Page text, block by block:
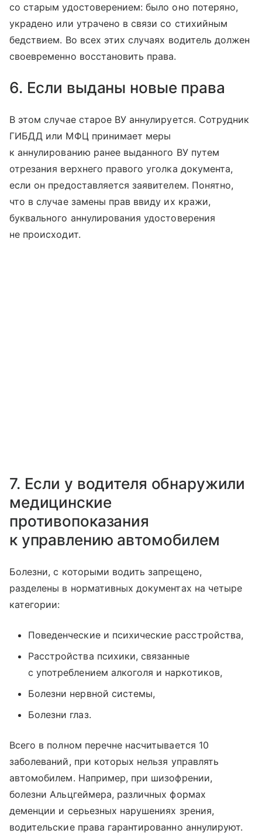
со старым удостоверением: было оно потеряно,
украдено или утрачено в связи со стихийным
бедствием. Во всех этих случаях водитель должен
своевременно восстановить права.
6. Если выданы новые права
В этом случае старое ВУ аннулируется. Сотрудник
ГИБДД или МФЦ принимает меры
к аннулированию ранее выданного ВУ путем
отрезания верхнего правого уголка документа,
если он предоставляется заявителем. Понятно,
что в случае замены прав ввиду их кражи,
буквального аннулирования удостоверения
не происходит.
7. Если у водителя обнаружили
медицинские
противопоказания
к управлению автомобилем
Болезни, с которыми водить запрещено,
разделены в нормативных документах на четыре
категории:
Поведенческие и психические расстройства,
Расстройства психики, связанные
с употреблением алкоголя и наркотиков,
Болезни нервной системы,
Болезни глаз.
Всего в полном перечне насчитывается 10
заболеваний, при которых нельзя управлять
автомобилем. Например, при шизофрении,
болезни Альцгеймера, различных формах
деменции и серьезных нарушениях зрения,
водительские права гарантированно аннулируют.